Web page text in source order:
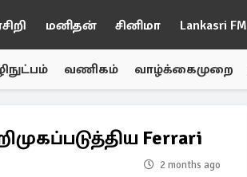
மனிதன் சினிமா Lankasri FM
வணிகம் வாழ்க்கைமுறை
Ferrari
2 months ago